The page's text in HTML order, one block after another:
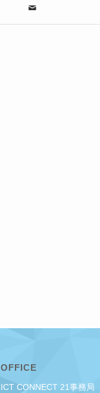
OFFICE
ICT CONNECT 21事務局